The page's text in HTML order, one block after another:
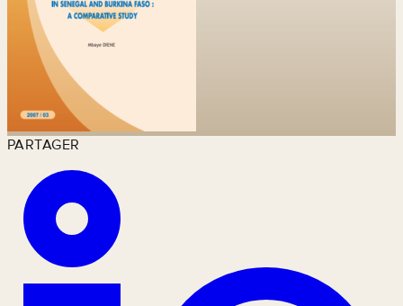
PARTAGER